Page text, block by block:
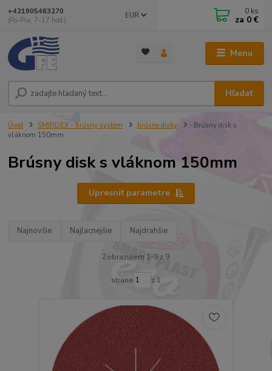
Menu
EUR
Hľadať
+421905463270
(Po-Pia, 7-17 hod.)
0 ks
za 0 €
Úvod SMIRDEX - brúsny systém brúsne disky
Brúsny disk s
vláknom 150mm
Brúsny disk s vláknom 150mm
Upresniť parametre
Najnovšie Najlacnejšie Najdrahšie
Zobrazujem 1-9 z 9
strana z 1